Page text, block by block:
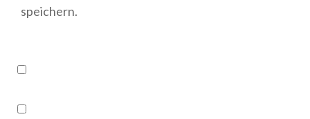
speichern.